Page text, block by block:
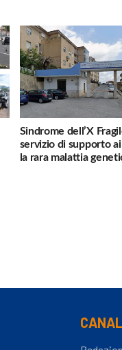
Sindrome dell’X
servizio di supporto
la rara malattia